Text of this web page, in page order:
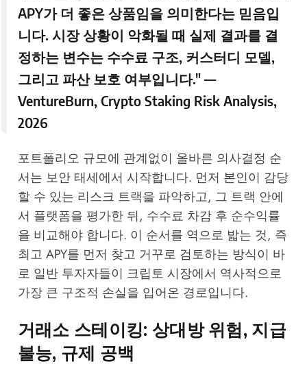
APY가 더 좋은 상품임을 의미한다는 믿음입
니다. 시장 상황이 악화될 때 실제 결과를 결
정하는 변수는 수수료 구조, 커스터디 모델,
그리고 파산 보호 여부입니다." —
VentureBurn, Crypto Staking Risk Analysis,
2026
포트폴리오 규모에 관계없이 올바른 의사결정 순
서는 보안 태세에서 시작합니다. 먼저 본인이 감당
할 수 있는 리스크 트랙을 파악하고, 그 트랙 안에
서 플랫폼을 평가한 뒤, 수수료 차감 후 순수익률
을 비교해야 합니다. 이 순서를 역으로 밟는 것, 즉
최고 APY를 먼저 찾고 거꾸로 검토하는 방식이 바
로 일반 투자자들이 크립토 시장에서 역사적으로
가장 큰 구조적 손실을 입어온 경로입니다.
거래소 스테이킹: 상대방 위험, 지급
불능, 규제 공백